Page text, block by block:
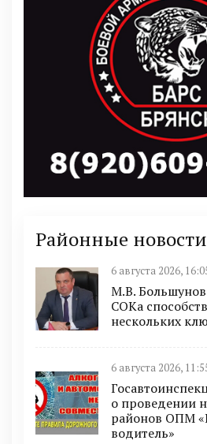
Районные новости
6 августа 2026,
М.В.
СОКа
нескольких
6 августа 2026,
о проведении
районов ОПМ
водитель»